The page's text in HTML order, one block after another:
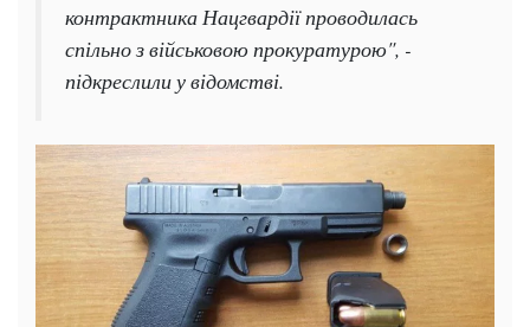
контрактника Нацгвардії проводилась
спільно з військовою прокуратурою", -
підкреслили у відомстві.